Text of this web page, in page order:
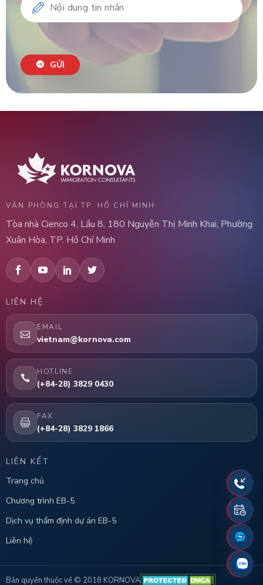
GỬI
VĂN PHÒNG TẠI TP. HỒ CHÍ MINH
Tòa nhà Cienco 4, Lầu 8, 180 Nguyễn Thị Minh Khai, Phường
Xuân Hòa, TP. Hồ Chí Minh
LIÊN HỆ
EMAIL
vietnam@kornova.com
HOTLINE
(+84-28) 3829 0430
FAX
(+84-28) 3829 1866
LIÊN KẾT
Trang chủ
Chương trình EB-5
Dịch vụ thẩm định dự án EB-5
Liên hệ
Bản quyền thuộc về © 2018 KORNOVA